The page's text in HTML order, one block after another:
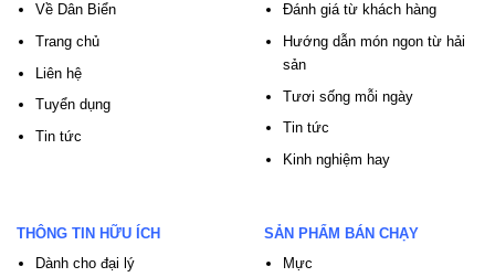
Về Dân Biển
Trang chủ
Liên hệ
Tuyển dụng
Tin tức
Đánh giá từ khách hàng
Hướng dẫn món ngon từ hải
sản
Tươi sống mỗi ngày
Tin tức
Kinh nghiệm hay
THÔNG TIN HỮU ÍCH
Dành cho đại lý
SẢN PHẨM BÁN CHẠY
Mực